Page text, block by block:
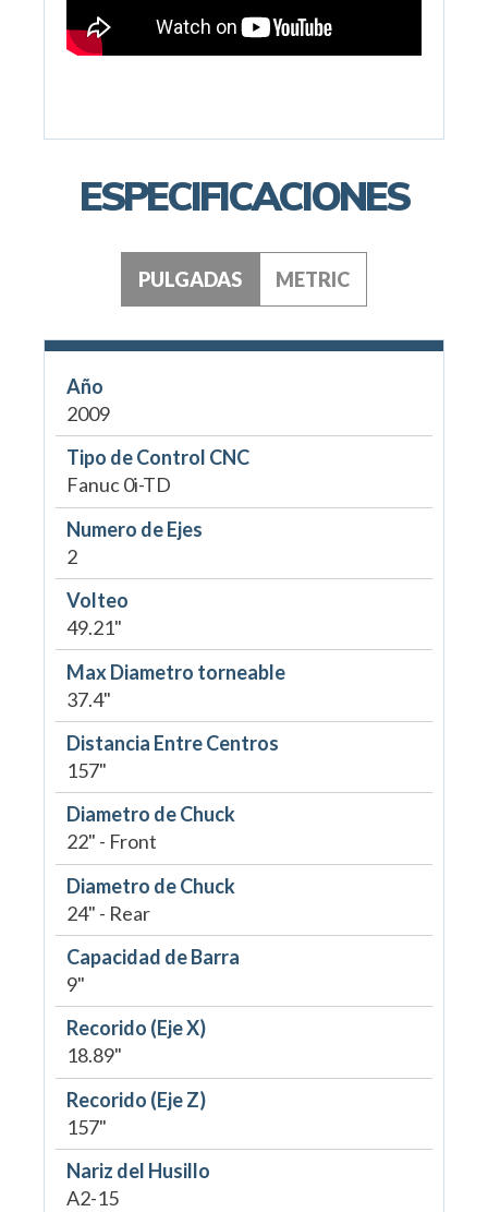
ESPECIFICACIONES
PULGADAS METRIC
Año
2009
Tipo de Control CNC
Fanuc 0i-TD
Numero de Ejes
2
Volteo
49.21"
Max Diametro torneable
37.4"
Distancia Entre Centros
157"
Diametro de Chuck
22" - Front
Diametro de Chuck
24" - Rear
Capacidad de Barra
9"
Recorido (Eje X)
18.89"
Recorido (Eje Z)
157"
Nariz del Husillo
A2-15